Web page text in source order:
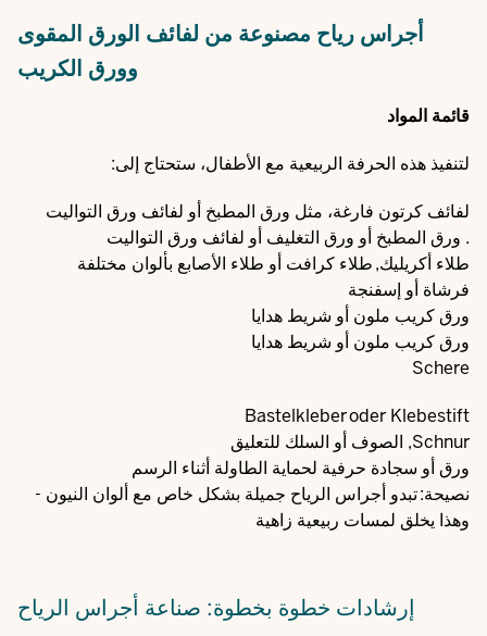
أجراس رياح مصنوعة من لفائف الورق المقوى
وورق الكريب
قائمة المواد
لتنفيذ هذه الحرفة الربيعية مع الأطفال، ستحتاج إلى:
لفائف كرتون فارغة، مثل ورق المطبخ أو لفائف ورق التواليت
. ورق المطبخ أو ورق التغليف أو لفائف ورق التواليت
طلاء أكريليك, طلاء كرافت أو طلاء الأصابع بألوان مختلفة
فرشاة أو إسفنجة
ورق كريب ملون أو شريط هدايا
ورق كريب ملون أو شريط هدايا
Schere
Bastelkleber oder Klebestift
Schnur, الصوف أو السلك للتعليق
ورق أو سجادة حرفية لحماية الطاولة أثناء الرسم
نصيحة: تبدو أجراس الرياح جميلة بشكل خاص مع ألوان النيون -
وهذا يخلق لمسات ربيعية زاهية
إرشادات خطوة بخطوة: صناعة أجراس الرياح